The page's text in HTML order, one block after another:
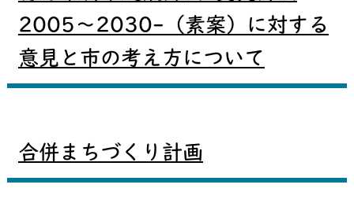
2005～2030-（素案）に対する
意見と市の考え方について
合併まちづくり計画